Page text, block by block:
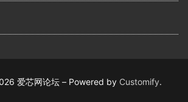
爱芯网论坛 – Powered by Customify.